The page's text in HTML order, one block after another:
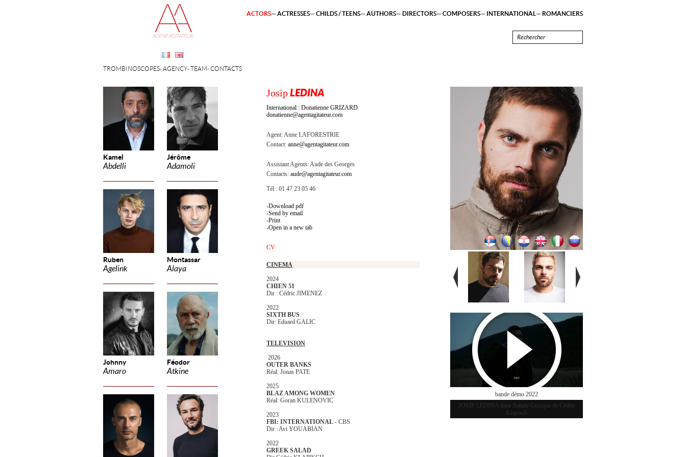
Kamel
Abdelli
Jérôme
Adamoli
Ruben
Agelink
Montassar
Alaya
Johnny
Amaro
Féodor
Atkine
TROMBINOSCOPES AGENCY TEAM CONTACTS
ACTORS ACTRESSES CHILDS / TEENS AUTHORS DIRECTORS COMPOSERS INTERNATIONAL ROMANCIERS
JosipLEDINA
International : Donatienne GRIZARD
donatienne@agentagitateur.com
Agent:Anne LAFORESTRIE
Contact: anne@agentagitateur.com
Assistant Agents:Aude des Georges
Contacts: aude@agentagitateur.com
Tél : 01 47 23 05 46
Download pdf
Send by email
Print
Open in a new tab
CV
CINEMA
2024
CHIEN 51
Dir : Cédric JIMENEZ
2022
SIXTH BUS
Dir: Eduard GALIC
TELEVISION
2026
OUTER BANKS
Réal: Jonas PATE
2025
BLAZ AMONG WOMEN
Réal: Goran KULENOVIC
2023
FBI: INTERNATIONAL - CBS
Dir : Avi YOUABIAN
2022
GREEK SALAD
bande démo 2022
JOSIP LEDINA dans Salade Grecque de Cédric
Klapisch